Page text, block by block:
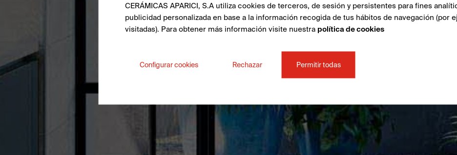
CERÁMICAS APARICI, S.A utiliza cookies de terceros, de sesión y persistentes para fines
publicidad personalizada en base a la información recogida de tus hábitos de navegación (por
visitadas). Para obtener más información visite nuestra política de cookies
Configurar cookies Rechazar Permitir todas